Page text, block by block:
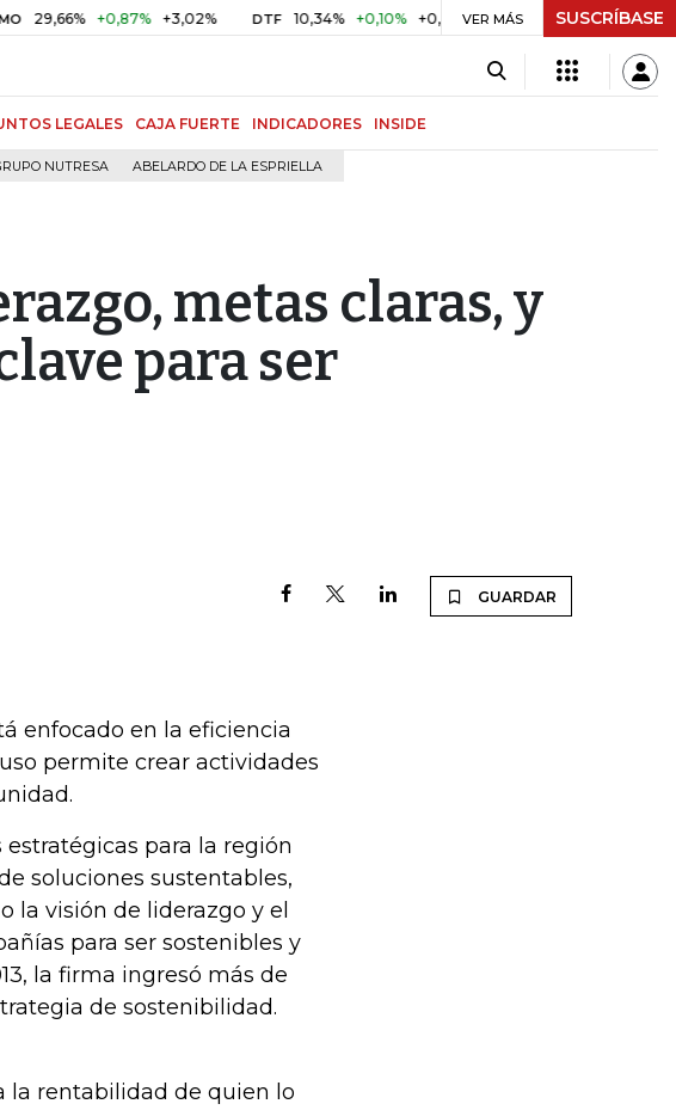
+0,87% +3,02% DTF 10,34% +0,10% +0,98% UVR $ 416,91 +$ 0,05 +0,01%
VER MÁS SUSCRÍBASE
LEGALES CAJA FUERTE INDICADORES INSIDE
NUTRESA ABELARDO DE LA ESPRIELLA
metas claras, y
para ser
GUARDAR
enfocado en la eficiencia
permite crear actividades
para la región
soluciones sustentables,
la visión de liderazgo y el
para ser sostenibles y
la firma ingresó más de
de sostenibilidad.
la rentabilidad de quien lo